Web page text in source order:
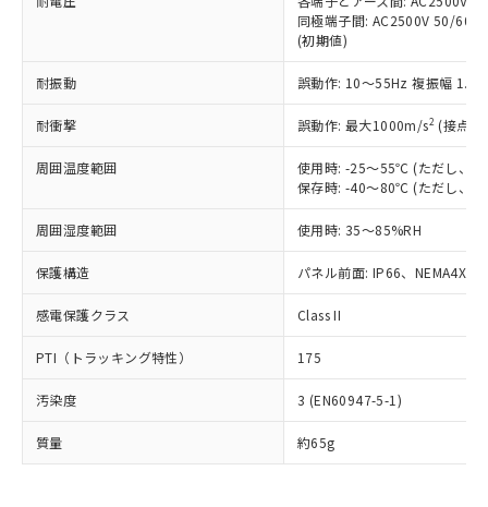
同極端子間: AC2500V 50/
(初期値)
耐振動 誤動作: 10～55Hz 複振幅
耐衝撃 誤動作: 最大1000m/s2 (接点
周囲温度範囲
使用時: -25～55℃ (ただし、氷
保存時: -40～80℃ (ただし、氷
周囲湿度範囲 使用時: 35～85%RH
保護構造 パネル前面: IP66、NEMA4X,
感電保護クラス Class II
PTI（トラッキング特性） 175
汚染度 3 (EN60947-5-1)
質量 約65g
在庫状況および標準価格照会結果は、
記載している更新日時点での社内デー
タに基づき作成されるものであり、閲
覧された時点での実際の在庫および標
準価格とは異なる場合があることをご
正式な納期状況および標準価格はお客
様のお取引先、またはお客様担当のオ
ムロン制御機器販売店・当社販売員に
オムロン制御機器販売店や当社販売拠
販売ネットワーク
」をご確認
在庫状況および標準価格結果を当社の
事前の承諾なく第三者に漏洩または開
示しないようお願いします。
マイパーツ機能（部品リスト作成サー
ビス）をご利用いただくには、I-Web
メンバーズにご登録されている必要が
むを得ず変更することがあります。
六価クロム(Cr(Ⅵ)) 1000ppm以下、ポリ臭化ビフェニル
類(PBB) 1000ppm以下、ポリ臭化ジフェニルエーテル類
(PBDE) 1000ppm以下、フタル酸ビス(2-エチルヘキシ
ル) (DEHP)(別名：DOP) 1000ppm以下、フタル酸ブチ
ルベンジル（BBP） 1000ppm以下、フタル酸ジブチル
（DBP） 1000ppm以下、フタル酸ジイソブチル
適用除外項目は除く。
フタル酸エステル類の４物質については閾値を超える意
図的な使用がないことを確認しています。
部品在庫の切り替え状況などにより、予定
月が前後することがあります。
「－」：未確認です。当社販売部門へお問
*中国RoHS10物質の基準値 (GB/T26572)：
Pb(鉛) :1000ppm、 Hg(水銀) : 1000ppm、 Cd(カドミウ
Cr(Ⅵ)(六価クロム) : 1000ppm、 PBBs(ポリ臭化ビフェ
DBP(フタル酸ジブチル) : 1000ppm、 DIBP(フタル酸ジ
イソブチル) : 1000ppm、 BBP(フタル酸ブチルベンジ
DEHP(フタル酸ビス(2-エチルヘキシル)) : 1000ppm
※2 環境保護使用期限
「ｅ」：有害物質（10物質）のすべてが基
準値以下であることを示します。
「10」：通常の使用状況下において有害物
質が外部に漏えいし、環境に深刻な影響を
及ぼさない年数を意味します。
「－」：未確認です。当社販売部門へお問
い合わせください。
為替および外国貿易法に定める商品
（以下｢規制貨物等」という）を輸出
または国外への提供する場合は、日本
国政府の輸出許可(または役務取引許
可)を取得するなどの必要な手続きを
当社は規制貨物を破棄する場合は、完
全に破砕するなど、違法に輸出されな
いよう必要な手段を講じます。
当社は貴社製品を、核兵器、ミサイ
ル、化学兵器、生物兵器またはその他
武器並びにこれらの製造装置等に一切
当社は、貴社製品を第三者に販売する
場合は、上記1、2および3の内容を当
該第三者に通知します。また当社は、
販売先および販売に係わる関係者が違
法に輸出するおそれがある場合は、取
り引きをいたしません。
一定数以上の在庫あり
一定数には満たないが在庫あり
在庫なし(最新の在庫状況につ
いては、お客様のお取引先、ま
たはお客様担当のオムロン制御
機器販売店・当社販売員にご確
受注生産機種、また在庫状況の
情報を公開していない機種